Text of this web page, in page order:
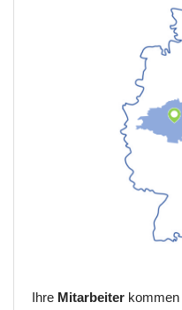
Ihre Mitarbeiter kommen